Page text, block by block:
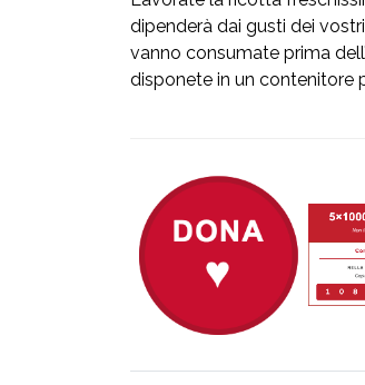
dipenderà dai gusti dei
vanno consumate prima
disponete in un contenitore